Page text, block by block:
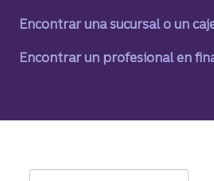
Encontrar una sucursal o un
Encontrar una sucursal o un
Encontrar un profesional en
Encontrar un profesional en